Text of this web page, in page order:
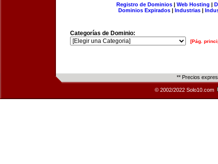
Registro de Dominios| Web Hosting |
Dominios Expirados | Industrias |
Categorías de Dominio:
[Pág.
** Precios
© 2002/2022 Solo10.com